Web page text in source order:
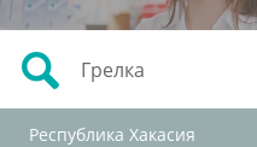
Республика Хакасия